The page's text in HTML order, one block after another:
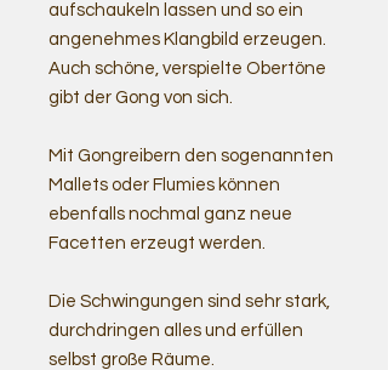
aufschaukeln lassen und so ein
angenehmes Klangbild erzeugen.
Auch schöne, verspielte Obertöne
gibt der Gong von sich.
Mit Gongreibern den sogenannten
Mallets oder Flumies können
ebenfalls nochmal ganz neue
Facetten erzeugt werden.
Die Schwingungen sind sehr stark,
durchdringen alles und erfüllen
selbst große Räume.